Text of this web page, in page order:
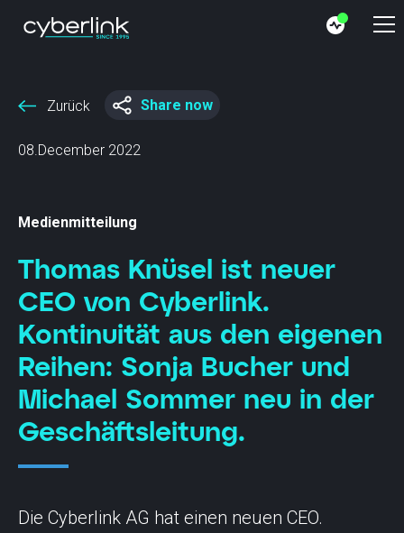
Zurück Share now
08.December 2022
Medienmitteilung
Thomas Knüsel ist neuer
CEO von Cyberlink.
Kontinuität aus den eigenen
Reihen: Sonja Bucher und
Michael Sommer neu in der
Geschäftsleitung.
Die Cyberlink AG hat einen neuen CEO.